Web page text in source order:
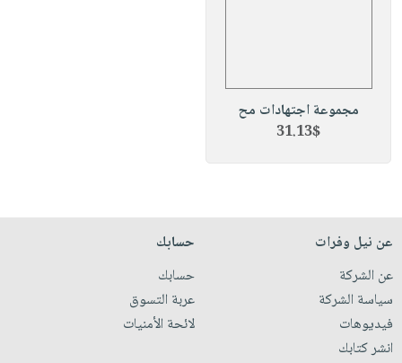
مجموعة اجتهادات مح
31.13$
عن نيل وفرات
عن الشركة
سياسة الشركة
فيديوهات
انشر كتابك
حسابك
حسابك
عربة التسوق
لائحة الأمنيات